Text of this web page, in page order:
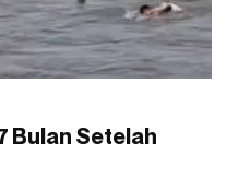
Bulan Setelah